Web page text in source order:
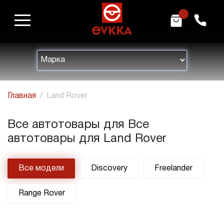
h m
Главная Land Rover
Все автотовары для Все
автотовары для Land Rover
Все модели Discovery Freelander
Range Rover